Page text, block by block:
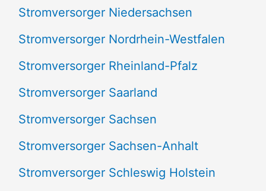
Stromversorger Niedersachsen
Stromversorger Nordrhein-Westfalen
Stromversorger Rheinland-Pfalz
Stromversorger Saarland
Stromversorger Sachsen
Stromversorger Sachsen-Anhalt
Stromversorger Schleswig Holstein